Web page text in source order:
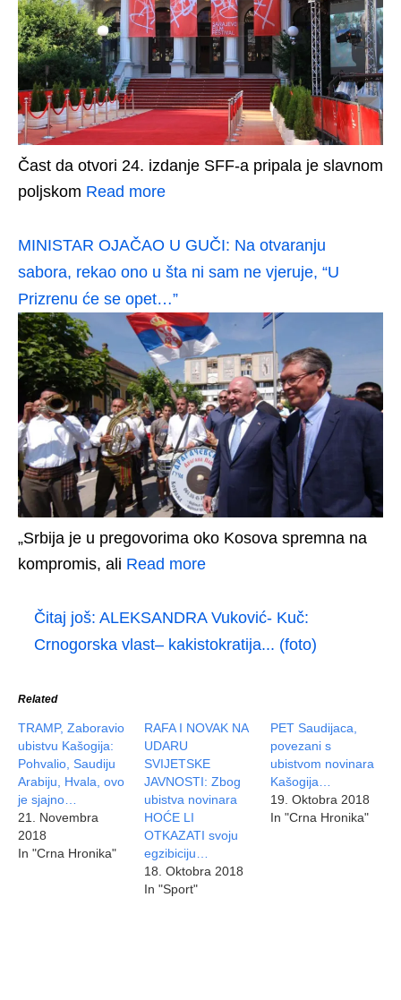
Čast da otvori 24. izdanje SFF-a pripala je slavnom
poljskom Read more
MINISTAR OJAČAO U GUČI: Na otvaranju
sabora, rekao ono u šta ni sam ne vjeruje, “U
Prizrenu će se opet…”
„Srbija je u pregovorima oko Kosova spremna na
kompromis, ali Read more
Čitaj još: ALEKSANDRA Vuković- Kuč:
Crnogorska vlast– kakistokratija... (foto)
Related
TRAMP, Zaboravio
ubistvu Kašogija:
Pohvalio, Saudiju
Arabiju, Hvala, ovo
je sjajno…
21. Novembra
2018
In "Crna Hronika"
RAFA I NOVAK NA
UDARU
SVIJETSKE
JAVNOSTI: Zbog
ubistva novinara
HOĆE LI
OTKAZATI svoju
egzibiciju…
18. Oktobra 2018
In "Sport"
PET Saudijaca,
povezani s
ubistvom novinara
Kašogija…
19. Oktobra 2018
In "Crna Hronika"